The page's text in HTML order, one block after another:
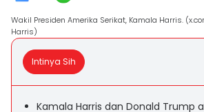
Wakil Presiden Amerika Serikat, Kamala Harris.
Harris)
Intinya Sih
Kamala Harris dan Donald Trump